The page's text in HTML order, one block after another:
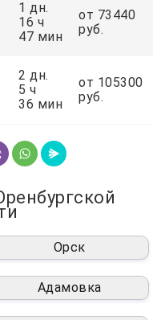
1 дн.
16 ч
47 мин
от 73440
руб.
2 дн.
5 ч
36 мин
от 105300
руб.
Орск
Адамовка